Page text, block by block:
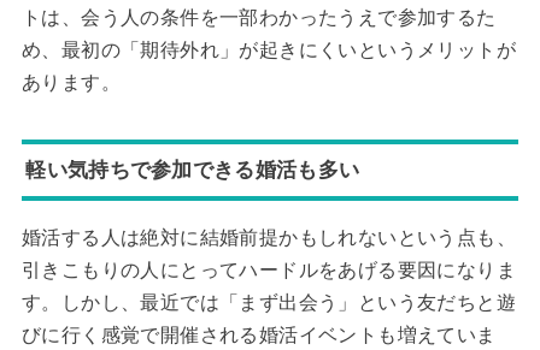
トは、会う人の条件を一部わかったうえで参加するた
め、最初の「期待外れ」が起きにくいというメリットが
あります。
軽い気持ちで参加できる婚活も多い
婚活する人は絶対に結婚前提かもしれないという点も、
引きこもりの人にとってハードルをあげる要因になりま
す。しかし、最近では「まず出会う」という友だちと遊
びに行く感覚で開催される婚活イベントも増えていま